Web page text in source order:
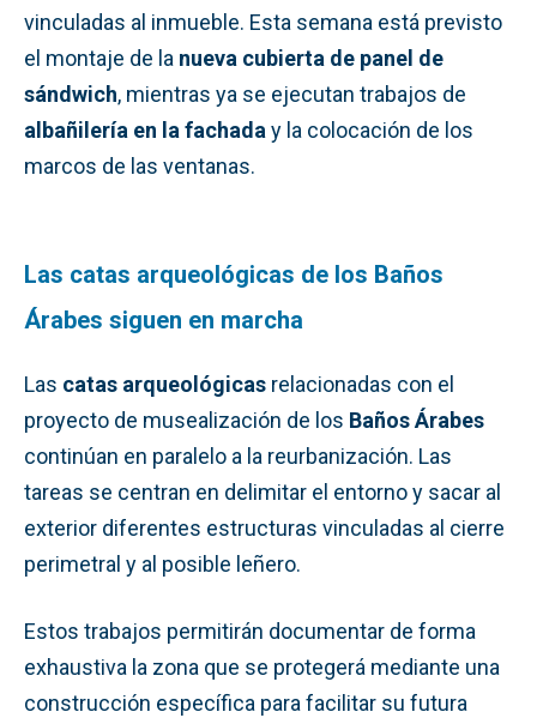
vinculadas al inmueble. Esta semana está previsto
el montaje de la nueva cubierta de panel de
sándwich, mientras ya se ejecutan trabajos de
albañilería en la fachada y la colocación de los
marcos de las ventanas.
Las catas arqueológicas de los Baños
Árabes siguen en marcha
Las catas arqueológicas relacionadas con el
proyecto de musealización de los Baños Árabes
continúan en paralelo a la reurbanización. Las
tareas se centran en delimitar el entorno y sacar al
exterior diferentes estructuras vinculadas al cierre
perimetral y al posible leñero.
Estos trabajos permitirán documentar de forma
exhaustiva la zona que se protegerá mediante una
construcción específica para facilitar su futura